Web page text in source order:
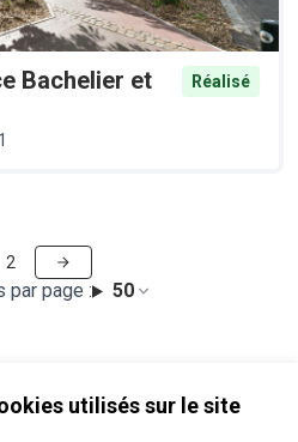
utilisés sur le site
Bachelier et
Réalisé
1
par page : 50
2